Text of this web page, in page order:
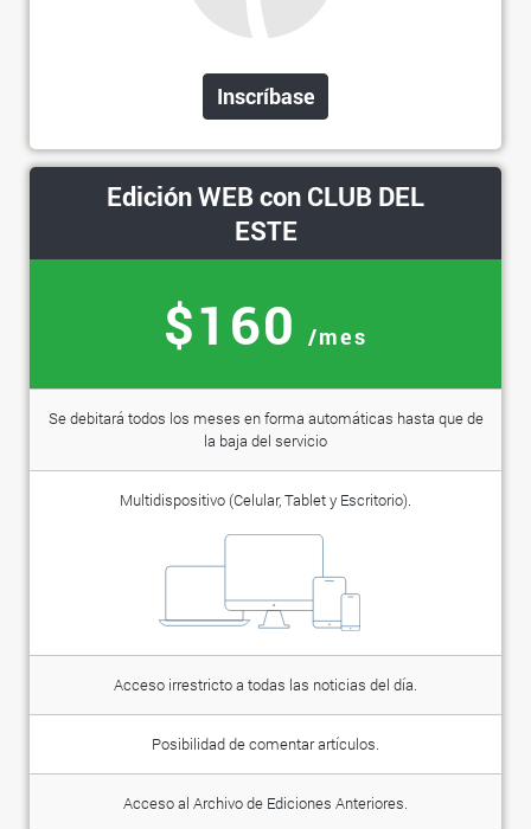
Inscríbase
Edición WEB con CLUB DEL
ESTE
$160 /mes
Se debitará todos los meses en forma automáticas hasta que de
la baja del servicio
Multidispositivo (Celular, Tablet y Escritorio).
Acceso irrestricto a todas las noticias del día.
Posibilidad de comentar artículos.
Acceso al Archivo de Ediciones Anteriores.